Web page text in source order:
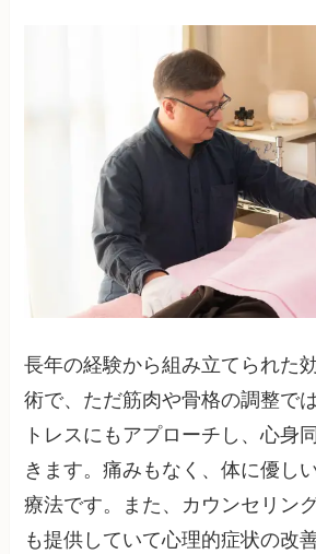
長年の経験から組み立てられた
術で、ただ筋肉や骨格の調整で
トレスにもアプローチし、心身
きます。痛みもなく、体に優し
療法です。また、カウンセリン
も提供していて心理的症状の改